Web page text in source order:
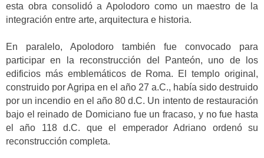
esta obra consolidó a Apolodoro como un maestro de la
integración entre arte, arquitectura e historia.
En paralelo, Apolodoro también fue convocado para
participar en la reconstrucción del Panteón, uno de los
edificios más emblemáticos de Roma. El templo original,
construido por Agripa en el año 27 a.C., había sido destruido
por un incendio en el año 80 d.C. Un intento de restauración
bajo el reinado de Domiciano fue un fracaso, y no fue hasta
el año 118 d.C. que el emperador Adriano ordenó su
reconstrucción completa.